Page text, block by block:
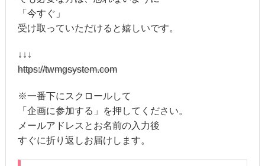
「今すぐ」
受け取っていただけると嬉しいです。
↓↓↓
https://twmgsystem.com
※一番下にスクロールして
「企画に参加する」を押してください。
メールアドレスとお名前の入力後
すぐに折り返しお届けします。